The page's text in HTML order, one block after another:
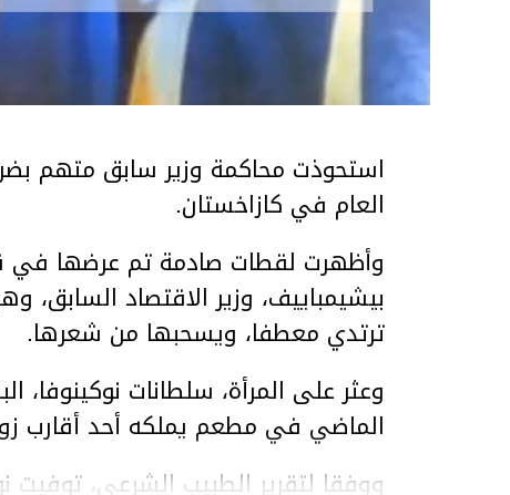
استحوذت محاكمة وزير سابق متهم
العام في كازاخستان.
وأظهرت لقطات صادمة تم عرضها في
بيشيمباييف، وزير الاقتصاد السابق،
ترتدي معطفا، ويسحبها من شعرها.
الماضي في مطعم يملكه أحد أقارب
ووفقا لتقرير الطبيب الشرعي، توفيت